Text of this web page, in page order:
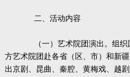
二、活动内容
（一）艺术院团演出。组织
方艺术院团赴各省（区、市）和新
出京剧、昆曲、秦腔、黄梅戏、越